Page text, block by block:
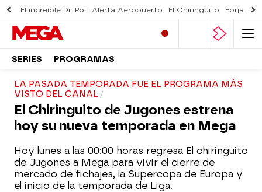
El increíble Dr. Pol Alerta Aeropuerto El Chiringuito Forjado
SERIES PROGRAMAS
LA PASADA TEMPORADA FUE EL PROGRAMA MÁS
VISTO DEL CANAL
El Chiringuito de Jugones estrena
hoy su nueva temporada en Mega
Hoy lunes a las 00:00 horas regresa El chiringuito
de Jugones a Mega para vivir el cierre de
mercado de fichajes, la Supercopa de Europa y
el inicio de la temporada de Liga.